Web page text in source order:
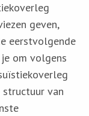
geven,
eerstvolgende
om volgens
van